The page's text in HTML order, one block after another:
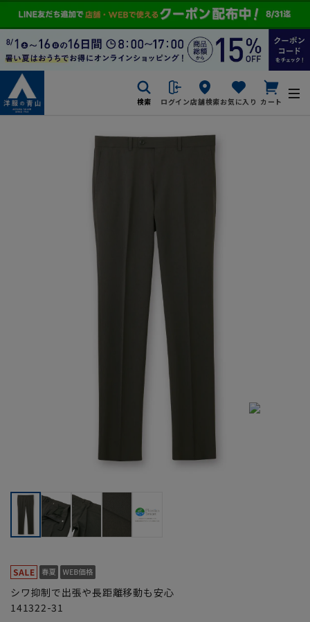
検索 ログイン店舗検索お気に入り カート
シワ抑制で出張や長距離移動も安心
141322-31